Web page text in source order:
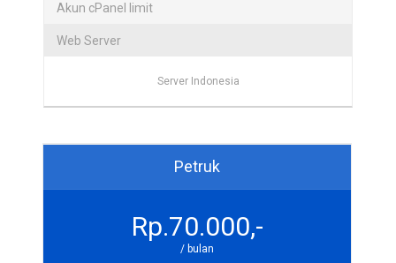
Akun cPanel limit
Web Server
Server Indonesia
Petruk
Rp.70.000,-
/ bulan